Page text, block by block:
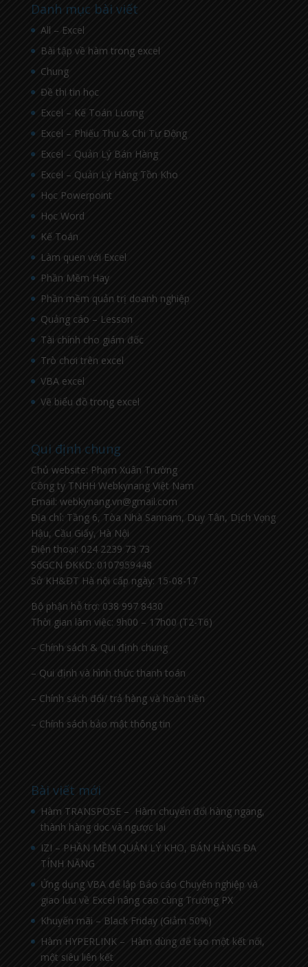
Danh mục bài viết
All – Excel
Bài tập về hàm trong excel
Chung
Đề thi tin học
Excel – Kế Toán Lương
Excel – Phiếu Thu & Chi Tự Động
Excel – Quản Lý Bán Hàng
Excel – Quản Lý Hàng Tồn Kho
Học Powerpoint
Học Word
Kế Toán
Làm quen với Excel
Phần Mềm Hay
Phần mềm quản trị doanh nghiệp
Quảng cáo – Lesson
Tài chính cho giám đốc
Trò chơi trên excel
VBA excel
Vẽ biểu đồ trong excel
Qui định chung
Chủ website: Phạm Xuân Trường
Công ty TNHH Webkynang Việt Nam
Email: webkynang.vn@gmail.com
Địa chỉ: Tầng 6, Tòa Nhà Sannam, Duy Tân, Dịch Vọng
Hậu, Cầu Giấy, Hà Nội
Điện thoại: 024 2239 73 73
SốGCN ĐKKD: 0107959448
Sở KH&ĐT Hà nội cấp ngày: 15-08-17
Bộ phận hỗ trợ: 038 997 8430
Thời gian làm việc: 9h00 – 17h00 (T2-T6)
– Chính sách & Qui định chung
– Qui định và hình thức thanh toán
– Chính sách đổi/ trả hàng và hoàn tiền
– Chính sách bảo mật thông tin
Bài viết mới
Hàm TRANSPOSE – Hàm chuyển đổi hàng ngang,
thành hàng dọc và ngược lại
IZI – PHẦN MỀM QUẢN LÝ KHO, BÁN HÀNG ĐA
TÍNH NĂNG
Ứng dụng VBA để lập Báo cáo Chuyên nghiệp và
giao lưu về Excel nâng cao cùng Trường PX
Khuyến mãi – Black Friday (Giảm 50%)
Hàm HYPERLINK – Hàm dùng để tạo một kết nối,
một siêu liên kết